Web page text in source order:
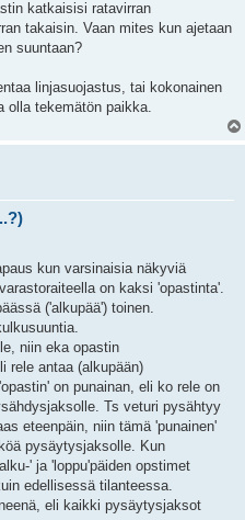
katkaisisi ratavirran
takaisin. Vaan mites kun ajetaan
suuntaan?
linjasuojastus, tai kokonainen
olla tekemätön paikka.
kun varsinaisia näkyviä
on kaksi 'opastinta'.
('alkupää') toinen.
niin eka opastin
rele antaa (alkupään)
on punainan, eli ko rele on
Ts veturi pysähtyy
eteenpäin, niin tämä 'punainen'
pysäytysjaksolle. Kun
' ja 'loppu'päiden opstimet
edellisessä tilanteessa.
eli kaikki pysäytysjaksot